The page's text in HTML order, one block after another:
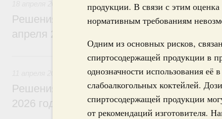
продукции. В связи с этим оценка
нормативным требованиям
Одним из основных рисков,
спиртосодержащей продукции в
однозначности использования её
слабоалкогольных коктейлей.
спиртосодержащей продукции
от рекомендаций изготовителя.
Решения, принятые на заседании
апреля 2026 года
11 апреля, суббота
Решения, принятые на заседании
2026 года